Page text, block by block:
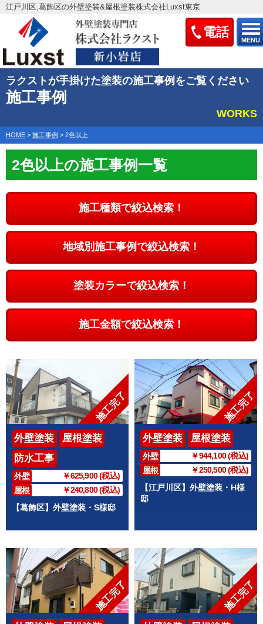
電話
MENU
江戸川区,葛飾区の外壁塗装&屋根塗装株式会社Luxst東京
ラクストが手掛けた塗装の施工事例をご覧ください
施工事例
WORKS
HOME > 施工事例 > 2色以上
2色以上の施工事例一覧
施工種類で絞込検索！
地域別施工事例で絞込検索！
塗装カラーで絞込検索！
施工金額で絞込検索！
施工完了
外壁塗装
屋根塗装
防水工事
外壁
￥625,900 (税込)
屋根
￥240,800 (税込)
【葛飾区】外壁塗装・S様邸
施工完了
外壁塗装 屋根塗装
外壁
￥944,100 (税込)
屋根
￥250,500 (税込)
【江戸川区】外壁塗装・H様
邸
施工完了 施工完了